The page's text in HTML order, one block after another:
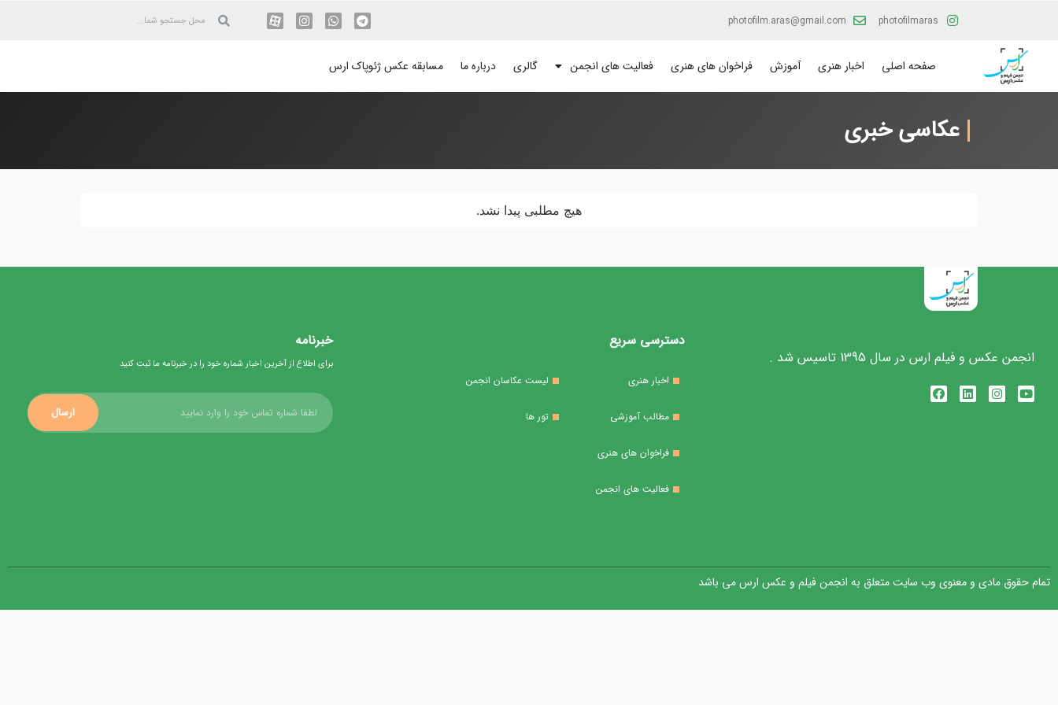
photofilmaras
photofilm.aras@gmail.com
صفحه اصلی اخبار هنری آموزش فراخوان های هنری فعالیت های انجمن گالری درباره ما مسابقه عکس ژئوپاک ارس
عکاسی خبری
هیچ مطلبی پیدا نشد.
انجمن عکس و فیلم ارس در سال 1395 تاسیس شد .
دسترسی سریع
اخبار هنری
مطالب آموزشی
فراخوان های هنری
فعالیت های انجمن
لیست عکاسان انجمن
تور ها
خبرنامه
برای اطلاع از آخرین اخبار شماره خود را در خبرنامه ما ثبت کنید
ارسال
تمام حقوق مادی و معنوی وب سایت متعلق به انجمن فیلم و عکس ارس می باشد ​